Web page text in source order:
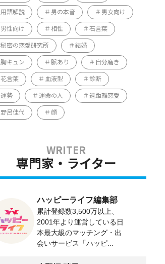
用語解説 男の本音 男女向け
男性向け 相性 石言葉
秘密の恋愛研究所 結婚
胸キュン 脈あり 自分磨き
花言葉 血液型 診断
運勢 運命の人 遠距離恋愛
野呂佳代 顔
専門家・ライター
ハッピーライフ編集部
累計登録数3,500万以上、
2001年より運営している日
本最大級のマッチング・出
会いサービス「ハッピ...